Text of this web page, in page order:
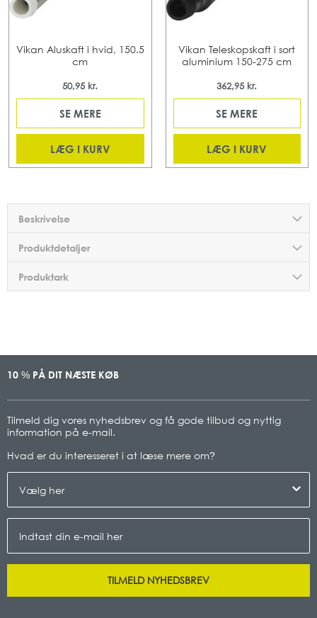
Vikan Aluskaft i hvid, 150.5
cm
50,95 kr.
SE MERE
LÆG I KURV
Vikan Teleskopskaft i sort
aluminium 150-275 cm
362,95 kr.
SE MERE
LÆG I KURV
Beskrivelse
Produktdetaljer
Produktark
10 % PÅ DIT NÆSTE KØB
Tilmeld dig vores nyhedsbrev og få gode tilbud og nyttig
information på e-mail.
Hvad er du interesseret i at læse mere om?
TILMELD NYHEDSBREV